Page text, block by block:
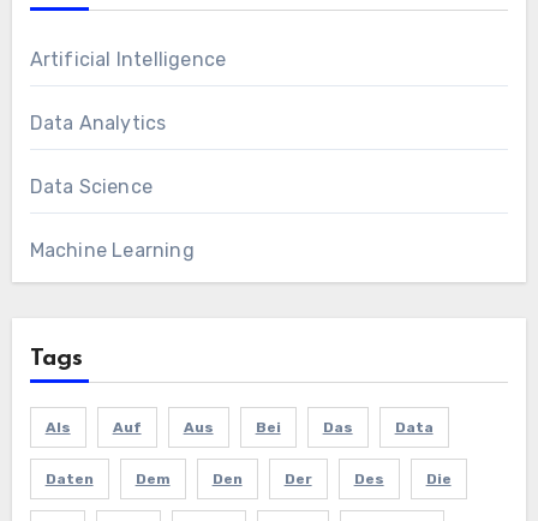
Artificial Intelligence
Data Analytics
Data Science
Machine Learning
Tags
Als Auf Aus Bei Das Data
Daten Dem Den Der Des Die